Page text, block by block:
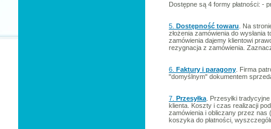
Dostępne są 4 formy płatności: -
5. Dostępność towaru . Na
złożenia zamówienia do
zamówienia dajemy klientowi
rezygnacja z zamówienia.
6. Faktury i paragony . Firma
"domyślnym" dokumentem
7. Przesyłka . Przesyłki
klienta. Koszty i czas realizacji
zamówienia i obliczany przez nas
koszyka do płatności,